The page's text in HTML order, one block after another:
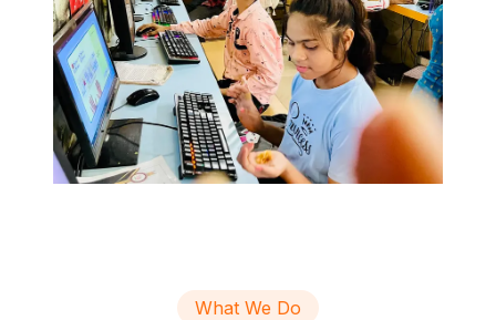
What We Do